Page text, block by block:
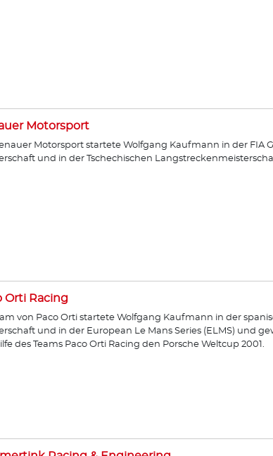
Motorsport
Motorsport startete Wolfgang Kaufmann in der FIA
und in der Tschechischen
Orti Racing
von Paco Orti startete Wolfgang Kaufmann in der
und in der European Le Mans Series (ELMS) und
des Teams Paco Orti Racing den Porsche Weltcup 2001.